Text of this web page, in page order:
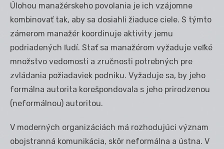
Úlohou manažérskeho povolania je ich vzájomne
kombinovať tak, aby sa dosiahli žiaduce ciele. S týmto
zámerom manažér koordinuje aktivity jemu
podriadených ľudí. Stať sa manažérom vyžaduje veľké
množstvo vedomosti a zručnosti potrebných pre
zvládania požiadaviek podniku. Vyžaduje sa, by jeho
formálna autorita korešpondovala s jeho prirodzenou
(neformálnou) autoritou.
V moderných organizáciách má rozhodujúci význam
obojstranná komunikácia, skôr neformálna a ústna. V